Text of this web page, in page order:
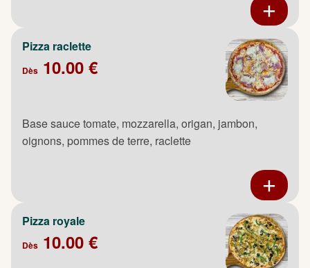
Pizza raclette
Dès 10.00 €
Base sauce tomate, mozzarella, origan, jambon,
oignons, pommes de terre, raclette
Pizza royale
Dès 10.00 €